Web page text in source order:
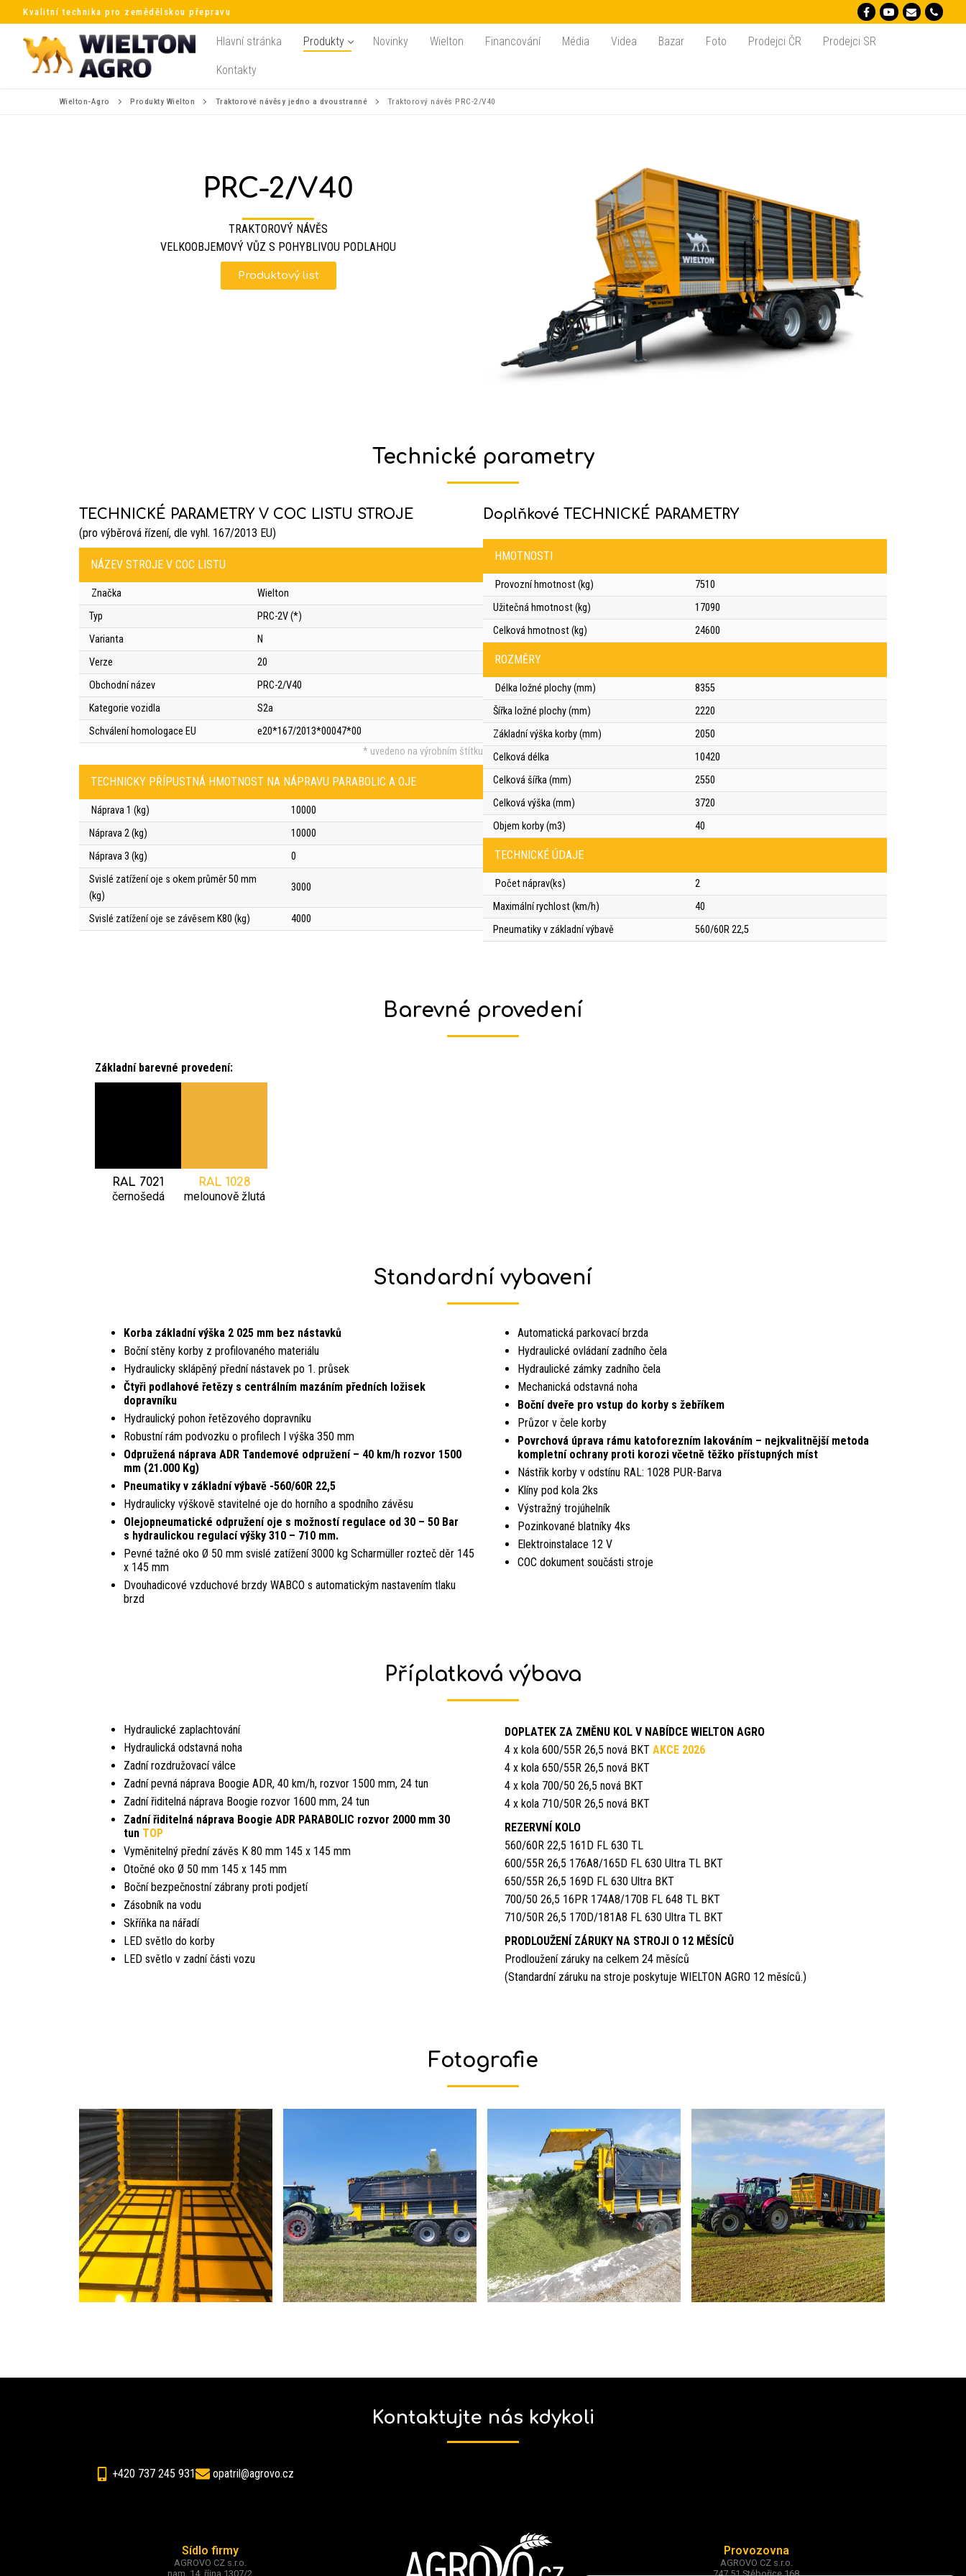
Kvalitní technika pro zemědělskou přepravu
Hlavní stránka Produkty Novinky Wielton Financování Média Videa Bazar Foto Prodejci ČR Prodejci SR
Kontakty
Wielton-Agro Produkty Wielton Traktorové návěsy jedno a dvoustranné Traktorový návěs PRC-2/V40
PRC-2/V40
TRAKTOROVÝ NÁVĚS
VELKOOBJEMOVÝ VŮZ S POHYBLIVOU PODLAHOU
Produktový list
Technické parametry
TECHNICKÉ PARAMETRY V COC LISTU STROJE
(pro výběrová řízení, dle vyhl. 167/2013 EU)
NÁZEV STROJE V COC LISTU
Značka
Wielton
Typ
PRC-2V (*)
Varianta
N
Verze
20
Obchodní název
PRC-2/V40
Kategorie vozidla
S2a
Schválení homologace EU
e20*167/2013*00047*00
* uvedeno na výrobním štítku
TECHNICKY PŘÍPUSTNÁ HMOTNOST NA NÁPRAVU PARABOLIC A OJE
Náprava 1 (kg)
10000
Náprava 2 (kg)
10000
Náprava 3 (kg)
0
Svislé zatížení oje s okem průměr 50 mm
(kg)
3000
Svislé zatížení oje se závěsem K80 (kg) 4000
Doplňkové TECHNICKÉ PARAMETRY
HMOTNOSTI
Provozní hmotnost (kg)
7510
Užitečná hmotnost (kg)
17090
Celková hmotnost (kg)
24600
ROZMĚRY
Délka ložné plochy (mm)
8355
Šířka ložné plochy (mm)
2220
Základní výška korby (mm)
2050
Celková délka
10420
Celková šířka (mm)
2550
Celková výška (mm)
3720
Objem korby (m3)
40
TECHNICKÉ ÚDAJE
Počet náprav(ks)
2
Maximální rychlost (km/h)
40
Pneumatiky v základní výbavě
560/60R 22,5
Barevné provedení
Základní barevné provedení:
RAL 7021
černošedá
RAL 1028
melounově žlutá
Standardní vybavení
Korba základní výška 2 025 mm bez nástavků
Boční stěny korby z profilovaného materiálu
Hydraulicky sklápěný přední nástavek po 1. průsek
Čtyři podlahové řetězy s centrálním mazáním předních ložisek
dopravníku
Hydraulický pohon řetězového dopravníku
Robustní rám podvozku o profilech I výška 350 mm
Odpružená náprava ADR Tandemové odpružení – 40 km/h rozvor 1500
mm (21.000 Kg)
Pneumatiky v základní výbavě -560/60R 22,5
Hydraulicky výškově stavitelné oje do horního a spodního závěsu
Olejopneumatické odpružení oje s možností regulace od 30 – 50 Bar
s hydraulickou regulací výšky 310 – 710 mm.
Pevné tažné oko Ø 50 mm svislé zatížení 3000 kg Scharmüller rozteč děr 145
x 145 mm
Dvouhadicové vzduchové brzdy WABCO s automatickým nastavením tlaku
brzd
Automatická parkovací brzda
Hydraulické ovládaní zadního čela
Hydraulické zámky zadního čela
Mechanická odstavná noha
Boční dveře pro vstup do korby s žebříkem
Průzor v čele korby
Povrchová úprava rámu katoforezním lakováním – nejkvalitnější metoda
kompletní ochra­ny proti korozi včetně těžko přístupných míst
Nástřik korby v odstínu RAL: 1028 PUR-Barva
Klíny pod kola 2ks
Výstražný trojúhelník
Pozinkované blatníky 4ks
Elektroinstalace 12 V
COC dokument součásti stroje
Příplatková výbava
Hydraulické zaplachtování
Hydraulická odstavná noha
Zadní rozdružovací válce
Zadní pevná náprava Boogie ADR, 40 km/h, rozvor 1500 mm, 24 tun
Zadní řiditelná náprava Boogie rozvor 1600 mm, 24 tun
Zadní řiditelná náprava Boogie ADR PARABOLIC rozvor 2000 mm 30
tun TOP
Vyměnitelný přední závěs K 80 mm 145 x 145 mm
Otočné oko Ø 50 mm 145 x 145 mm
Boční bezpečnostní zábrany proti podjetí
Zásobník na vodu
Skříňka na nářadí
LED světlo do korby
LED světlo v zadní části vozu
DOPLATEK ZA ZMĚNU KOL V NABÍDCE WIELTON AGRO
4 x kola 600/55R 26,5 nová BKT AKCE 2026
4 x kola 650/55R 26,5 nová BKT
4 x kola 700/50 26,5 nová BKT
4 x kola 710/50R 26,5 nová BKT
REZERVNÍ KOLO
560/60R 22,5 161D FL 630 TL
600/55R 26,5 176A8/165D FL 630 Ultra TL BKT
650/55R 26,5 169D FL 630 Ultra BKT
700/50 26,5 16PR 174A8/170B FL 648 TL BKT
710/50R 26,5 170D/181A8 FL 630 Ultra TL BKT
PRODLOUŽENÍ ZÁRUKY NA STROJI O 12 MĚSÍCŮ
Prodloužení záruky na celkem 24 měsíců
(Standardní záruku na stroje poskytuje WIELTON AGRO 12 měsíců.)
Fotografie
Kontaktujte nás kdykoli
+420 737 245 931 opatril@agrovo.cz
Sídlo firmy
AGROVO CZ s.r.o.
nam. 14. října 1307/2
Provozovna
AGROVO CZ s.r.o.
747 51 Stěbořice 168